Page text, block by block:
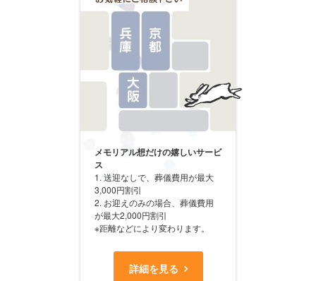
メモリアル想だけの嬉しいサービ
ス
1. 送迎なしで、葬儀費用が最大
3,000円割引
2. お迎えのみの場合、葬儀費用
が最大2,000円割引
※距離などにより変わります。
詳細を見る